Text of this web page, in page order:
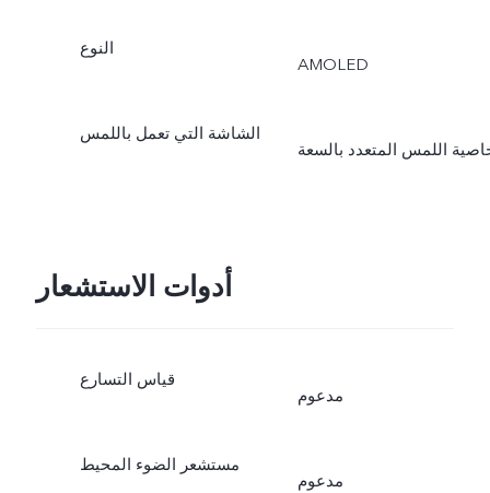
النوع
AMOLED
الشاشة التي تعمل باللمس
اللمس المتعدد بالسعة
أدوات الاستشعار
قياس التسارع
مدعوم
مستشعر الضوء المحيط
مدعوم